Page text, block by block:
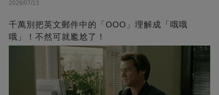
2026/07/13
千萬別把英文郵件中的「OOO」理解成「哦哦
哦」！不然可就尷尬了！